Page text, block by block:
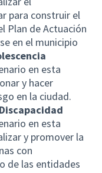
para construir el
Plan de Actuación
en el municipio
en esta
y hacer
en la ciudad.
en esta
y promover la
con
de las entidades